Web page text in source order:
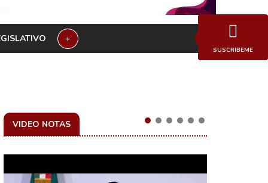
+
VIDEO NOTAS
SUSCRIBEME